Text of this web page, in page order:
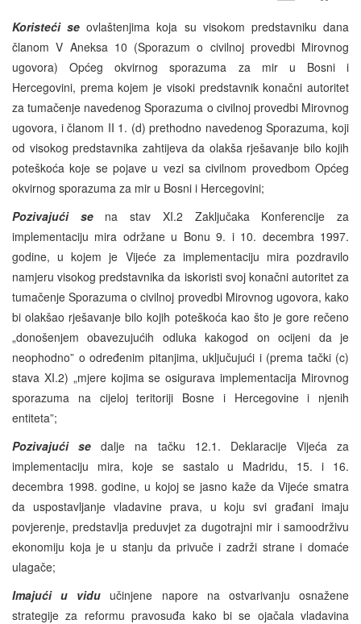
Koristeći se ovlaštenjima koja su visokom predstavniku dana
članom V Aneksa 10 (Sporazum o civilnoj provedbi Mirovnog
ugovora) Općeg okvirnog sporazuma za mir u Bosni i
Hercegovini, prema kojem je visoki predstavnik konačni autoritet
za tumačenje navedenog Sporazuma o civilnoj provedbi Mirovnog
ugovora, i članom II 1. (d) prethodno navedenog Sporazuma, koji
od visokog predstavnika zahtijeva da olakša rješavanje bilo kojih
poteškoća koje se pojave u vezi sa civilnom provedbom Općeg
okvirnog sporazuma za mir u Bosni i Hercegovini;
Pozivajući se na stav XI.2 Zaključaka Konferencije za
implementaciju mira održane u Bonu 9. i 10. decembra 1997.
godine, u kojem je Vijeće za implementaciju mira pozdravilo
namjeru visokog predstavnika da iskoristi svoj konačni autoritet za
tumačenje Sporazuma o civilnoj provedbi Mirovnog ugovora, kako
bi olakšao rješavanje bilo kojih poteškoća kao što je gore rečeno
„donošenjem obavezujućih odluka kakogod on ocijeni da je
neophodno” o određenim pitanjima, uključujući i (prema tački (c)
stava XI.2) „mjere kojima se osigurava implementacija Mirovnog
sporazuma na cijeloj teritoriji Bosne i Hercegovine i njenih
entiteta”;
Pozivajući se dalje na tačku 12.1. Deklaracije Vijeća za
implementaciju mira, koje se sastalo u Madridu, 15. i 16.
decembra 1998. godine, u kojoj se jasno kaže da Vijeće smatra
da uspostavljanje vladavine prava, u koju svi građani imaju
povjerenje, predstavlja preduvjet za dugotrajni mir i samoodrživu
ekonomiju koja je u stanju da privuče i zadrži strane i domaće
ulagače;
Imajući u vidu učinjene napore na ostvarivanju osnažene
strategije za reformu pravosuđa kako bi se ojačala vladavina